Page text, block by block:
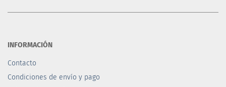
INFORMACIÓN
Contacto
Condiciones de envío y pago